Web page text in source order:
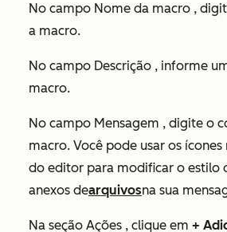
No campo Nome da macro ,
a macro.
No campo Descrição , informe
macro.
No campo Mensagem , digite o
macro. Você pode usar os
do editor para modificar o estilo
anexos dearquivosna sua
Na seção Ações , clique em +